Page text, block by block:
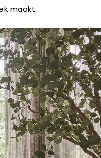
maakt.